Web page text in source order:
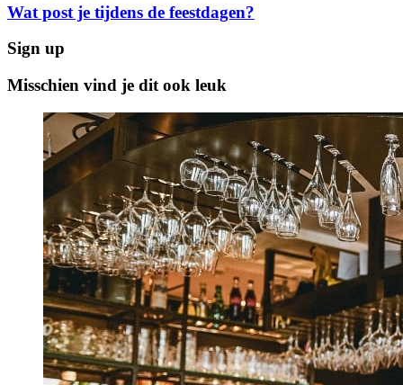
Wat post je tijdens de feestdagen?
Sign up
Misschien vind je dit ook leuk